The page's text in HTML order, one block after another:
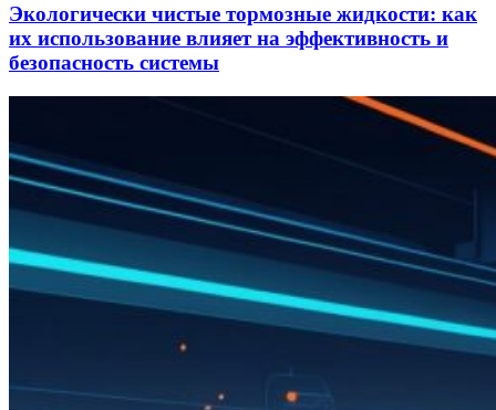
Экологически чистые тормозные жидкости: как
их использование влияет на эффективность и
безопасность системы